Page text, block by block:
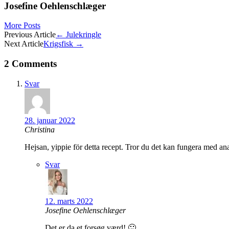
Josefine Oehlenschlæger
More Posts
Post
navigation
Previous Article← Julekringle
Next ArticleKrigsfisk →
2 Comments
Svar
28. januar 2022
Christina
Hejsan, yippie för detta recept. Tror du det kan fungera med
Svar
12. marts 2022
Josefine Oehlenschlæger